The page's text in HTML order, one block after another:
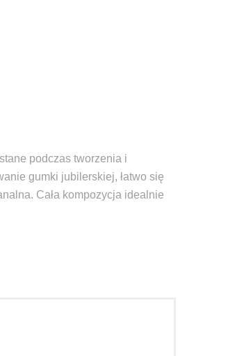
podczas tworzenia i
gumki jubilerskiej, łatwo się
Cała kompozycja idealnie